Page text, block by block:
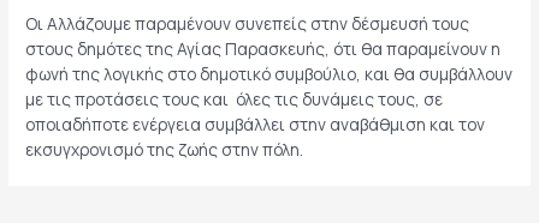
Οι Αλλάζουμε παραμένουν συνεπείς στην δέσμευσή τους
στους δημότες της Αγίας Παρασκευής, ότι θα παραμείνουν η
φωνή της λογικής στο δημοτικό συμβούλιο, και θα συμβάλλουν
με τις προτάσεις τους και όλες τις δυνάμεις τους, σε
οποιαδήποτε ενέργεια συμβάλλει στην αναβάθμιση και τον
εκσυγχρονισμό της ζωής στην πόλη.